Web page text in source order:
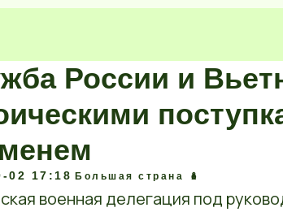
России и
02 17:18 Большая страна 🪆
военная делегация под